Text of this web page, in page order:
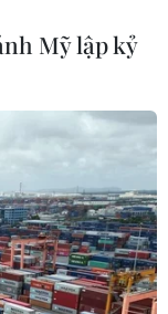
Mỹ lập kỷ